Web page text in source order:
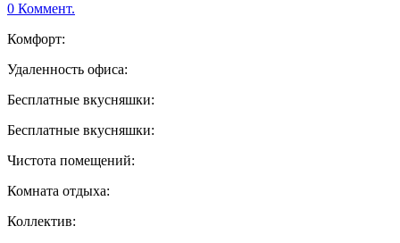
0 Коммент.
Комфорт:
Удаленность офиса:
Бесплатные вкусняшки:
Бесплатные вкусняшки:
Чистота помещений:
Комната отдыха:
Коллектив: